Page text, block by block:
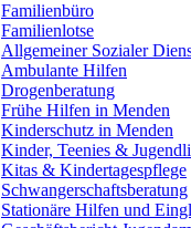
Familienbüro
Familienlotse
Allgemeiner Sozialer
Ambulante Hilfen
Drogenberatung
Frühe Hilfen in Menden
Kinderschutz in Menden
Kinder, Teenies &
Kitas & Kindertagespflege
Schwangerschaftsberatung
Stationäre Hilfen und